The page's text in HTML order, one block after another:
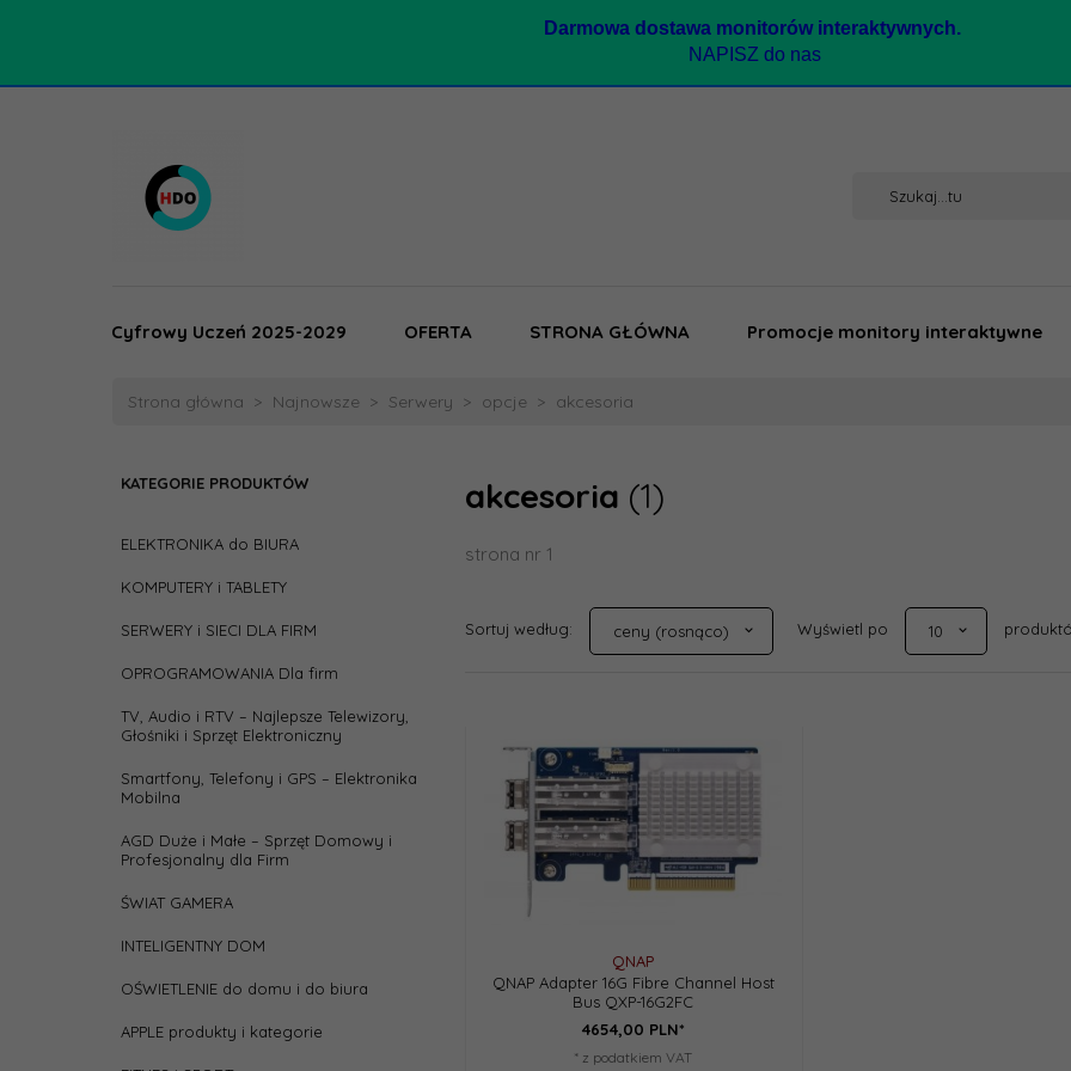
Darmowa dostawa monitorów interaktywnych.
NAPISZ do nas
Cyfrowy Uczeń 2025-2029 OFERTA STRONA GŁÓWNA Promocje monitory interaktywne
Strona główna Najnowsze Serwery opcje akcesoria
KATEGORIE PRODUKTÓW
ELEKTRONIKA do BIURA
KOMPUTERY i TABLETY
SERWERY i SIECI DLA FIRM
OPROGRAMOWANIA Dla firm
TV, Audio i RTV – Najlepsze Telewizory,
Głośniki i Sprzęt Elektroniczny
Smartfony, Telefony i GPS – Elektronika
Mobilna
AGD Duże i Małe – Sprzęt Domowy i
Profesjonalny dla Firm
ŚWIAT GAMERA
INTELIGENTNY DOM
OŚWIETLENIE do domu i do biura
APPLE produkty i kategorie
akcesoria (1)
strona nr 1
Sortuj według:
sort
ceny (rosnąco)
Wyświetl po
pop
10
QNAP
QNAP Adapter 16G Fibre Channel Host
Bus QXP-16G2FC
4654,00 PLN*
* z podatkiem VAT